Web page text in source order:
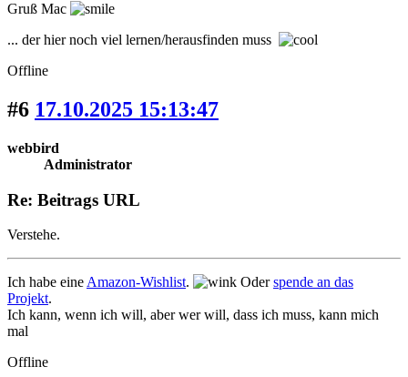
Gruß Mac
... der hier noch viel lernen/herausfinden muss
Offline
#6 17.10.2025 15:13:47
webbird
Administrator
Re: Beitrags URL
Verstehe.
Ich habe eine Amazon-Wishlist. Oderspende an das
Projekt.
Ich kann, wenn ich will, aber wer will, dass ich muss, kann mich
mal
Offline